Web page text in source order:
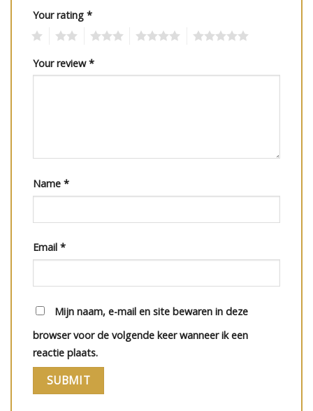
Your rating *
Your review*
Name *
Email *
Mijn naam, e-mail en site bewaren in deze
browser voor de volgende keer wanneer ik een
reactie plaats.